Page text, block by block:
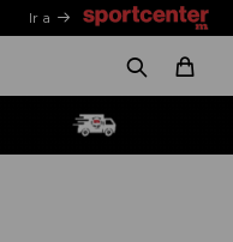
Ir a